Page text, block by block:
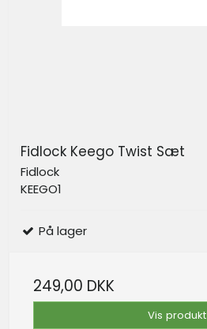
Fidlock Keego Twist Sæt
Fidlock
KEEGO1
På lager
249,00 DKK
Vis produkt